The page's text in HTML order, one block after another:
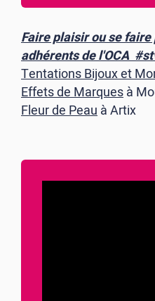
Faire plaisir ou se
adhérents de l'OCA
Tentations Bijoux et
Effets de Marquesà
Fleur de Peauà Artix